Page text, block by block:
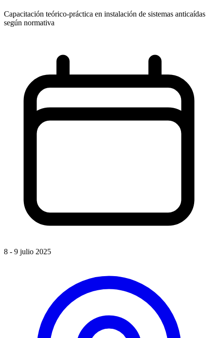
Capacitación teórico-práctica en instalación de sistemas anticaídas
según normativa
8 - 9 julio 2025